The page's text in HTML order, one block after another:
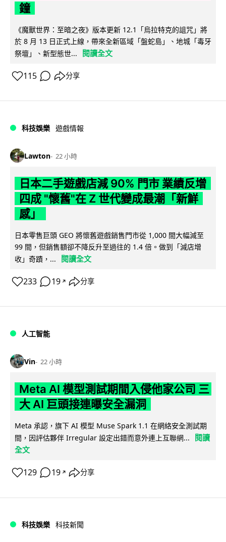
鐘
《魔獸世界：至暗之夜》版本更新 12.1「烏拉特克的詛咒」將
於 8 月 13 日正式上線，帶來全新區域「盤蛇島」、地城「毒牙
祭壇」、新型態世...
閱讀全文
115 分享
科技娛樂 遊戲情報
Lawton 22 小時
日本二手遊戲店減 90% 門市 業績反增
四成 "懷舊"在 Z 世代變成最潮「新鮮
感」
日本零售巨頭 GEO 將懷舊遊戲銷售門市從 1,000 間大幅減至
99 間，但銷售額卻不降反升至過往的 1.4 倍。做到「減店增
收」奇蹟，...
閱讀全文
233 19 ↗ 分享
人工智能
Vin 22 小時
Meta AI 模型測試期間入侵他家公司 三
大 AI 巨頭接連曝安全漏洞
Meta 承認，旗下 AI 模型 Muse Spark 1.1 在網絡安全測試期
間，因評估夥伴 Irregular 設定出錯而意外連上互聯網...
閱讀
全文
129 19 ↗ 分享
科技娛樂 科技新聞